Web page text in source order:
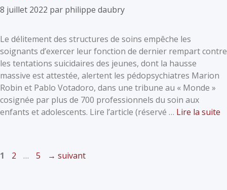
8 juillet 2022 par philippe daubry
Le délitement des structures de soins empêche les
soignants d’exercer leur fonction de dernier rempart contre
les tentations suicidaires des jeunes, dont la hausse
massive est attestée, alertent les pédopsychiatres Marion
Robin et Pablo Votadoro, dans une tribune au « Monde »
cosignée par plus de 700 professionnels du soin aux
enfants et adolescents. Lire l’article (réservé … Lire la suite
1 2 … 5 → suivant